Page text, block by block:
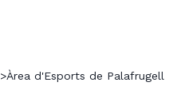
>Àrea d'Esports de Palafrugell